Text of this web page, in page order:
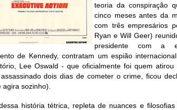
teoria da conspiração
cinco meses antes da
com três empresários
Ryan e Will Geer)
presidente com a
de Kennedy, contratam um espião
Lee Oswald - que oficialmente foi quem
dois dias de cometer o crime, ficou
agira sozinho).
história tétrica, repleta de nuances e